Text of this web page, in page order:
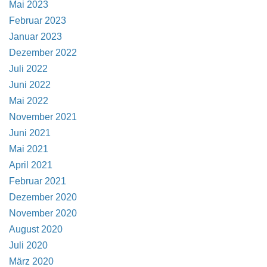
Mai 2023
Februar 2023
Januar 2023
Dezember 2022
Juli 2022
Juni 2022
Mai 2022
November 2021
Juni 2021
Mai 2021
April 2021
Februar 2021
Dezember 2020
November 2020
August 2020
Juli 2020
März 2020